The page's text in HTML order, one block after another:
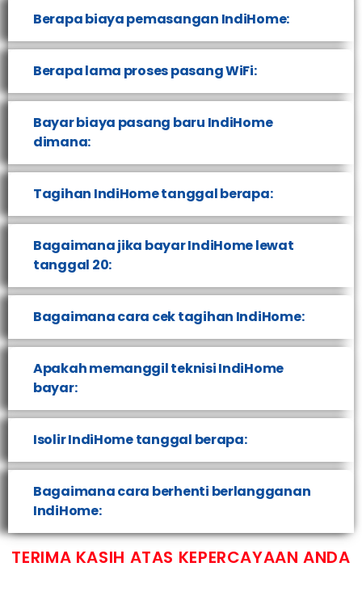
Berapa biaya pemasangan IndiHome:
Berapa lama proses pasang WiFi:
Bayar biaya pasang baru IndiHome
dimana:
Tagihan IndiHome tanggal berapa:
Bagaimana jika bayar IndiHome lewat
tanggal 20:
Bagaimana cara cek tagihan IndiHome:
Apakah memanggil teknisi IndiHome
bayar:
Isolir IndiHome tanggal berapa:
Bagaimana cara berhenti berlangganan
IndiHome:
TERIMA KASIH ATAS KEPERCAYAAN ANDA